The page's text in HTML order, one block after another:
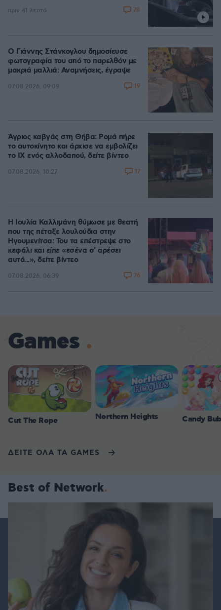
πριν 41 λεπτά 78
Ο Γιάννης Στάνκογλου δημοσίευσε
φωτογραφία του από το παρελθόν με
μακριά μαλλιά: Αναμνήσεις, έγραψε
07.08.2026, 09:09 19
Άγριος καβγάς στη Θήβα: Ρομά πήρε
το αυτοκίνητο και άρχισε να εμβολίζει
το ΙΧ ενός αλλοδαπού, δείτε βίντεο
07.08.2026, 10:27 17
Η Ιουλία Καλλιμάνη θύμωσε με θεατή
που της πέταξε λουλούδια στην
Ηγουμενίτσα: Του τα επέστρεψε στο
κεφάλι και είπε «εσένα σ' αρέσει
αυτό...», δείτε βίντεο
07.08.2026, 06:39 76
Games
Cut The Rope Northern Heights Candy
ΔΕΙΤΕ ΟΛΑ ΤΑ GAMES
Best of Network